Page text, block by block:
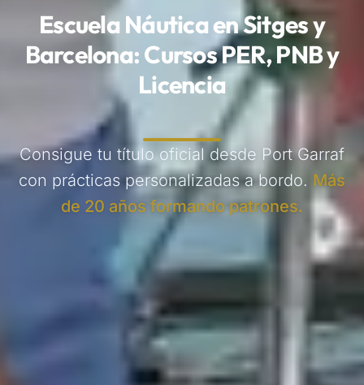
Escuela Náutica en Sitges y
Barcelona: Cursos PER, PNB y
Licencia
Consigue tu título oficial desde Port Garraf
con prácticas personalizadas a bordo. Más
de 20 años formando patrones.